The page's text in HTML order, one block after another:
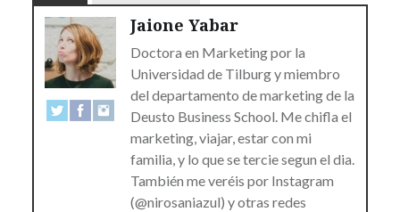
Jaione Yabar
Doctora en Marketing por la
Universidad de Tilburg y miembro
del departamento de marketing de la
Deusto Business School. Me chifla el
marketing, viajar, estar con mi
familia, y lo que se tercie segun el dia.
También me veréis por Instagram
(@nirosaniazul) y otras redes